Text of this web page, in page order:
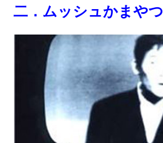
二．ムッシュかまやつ